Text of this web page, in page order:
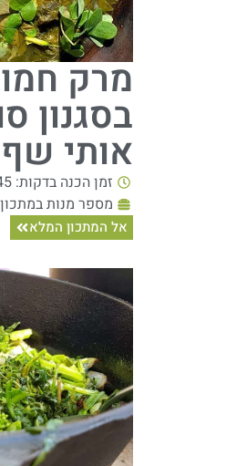
מרק
בסגנון
אותי
זמן הכנה בדקות: 45
מספר מנות במתכון:
אל המתכון המלא